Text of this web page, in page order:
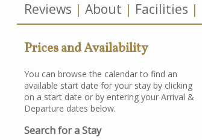
Reviews About Facilities
Prices and Availability
You can browse the calendar to find an
available start date for your stay by clicking
on a start date or by entering your Arrival &
Departure dates below.
Search for a Stay